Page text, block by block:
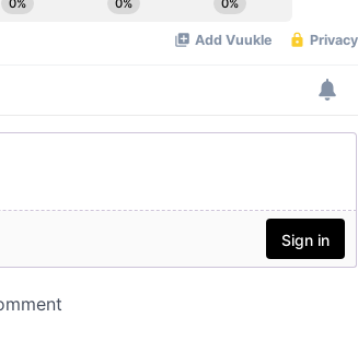
നേരെയുണ്ടായ ആക്രമണം; ഒമാന്‍